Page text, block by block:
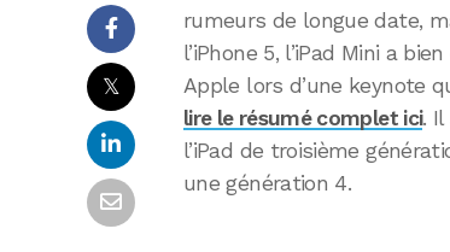
𝕏
rumeurs de longue date,
l’iPhone 5, l’iPad Mini a
Apple lors d’une keynote
lire le résumé complet ici. Il
l’iPad de troisième
une génération 4.